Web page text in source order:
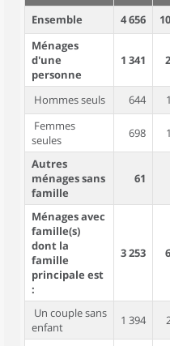
Ensemble
4 656
Ménages
d'une
personne
1 341
Hommes seuls 644
Femmes
seules
698
Autres
ménages sans
famille
61
Ménages avec
famille(s)
dont la
famille
principale est
:
3 253
Un couple sans
enfant
1 394